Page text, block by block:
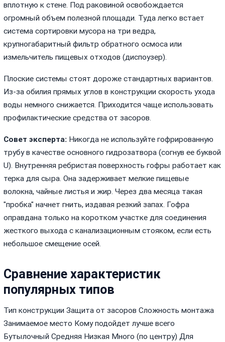
вплотную к стене. Под раковиной освобождается
огромный объем полезной площади. Туда легко встает
система сортировки мусора на три ведра,
крупногабаритный фильтр обратного осмоса или
измельчитель пищевых отходов (диспоузер).
Плоские системы стоят дороже стандартных вариантов.
Из-за обилия прямых углов в конструкции скорость ухода
воды немного снижается. Приходится чаще использовать
профилактические средства от засоров.
Совет эксперта: Никогда не используйте гофрированную
трубу в качестве основного гидрозатвора (согнув ее буквой
U). Внутренняя ребристая поверхность гофры работает как
терка для сыра. Она задерживает мелкие пищевые
волокна, чайные листья и жир. Через два месяца такая
"пробка" начнет гнить, издавая резкий запах. Гофра
оправдана только на коротком участке для соединения
жесткого выхода с канализационным стояком, если есть
небольшое смещение осей.
Сравнение характеристик
популярных типов
Тип конструкции Защита от засоров Сложность монтажа
Занимаемое место Кому подойдет лучше всего
Бутылочный Средняя Низкая Много (по центру) Для